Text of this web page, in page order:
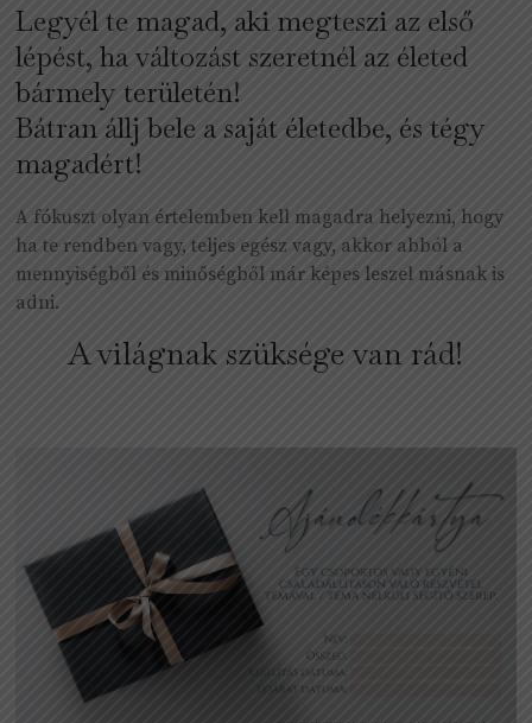
Legyél te magad, aki megteszi az első
lépést, ha változást szeretnél az életed
bármely területén!
Bátran állj bele a saját életedbe, és tégy
magadért!
A fókuszt olyan értelemben kell magadra helyezni, hogy
ha te rendben vagy, teljes egész vagy, akkor abból a
mennyiségből és minőségből már képes leszel másnak is
adni.
A világnak szüksége van rád!